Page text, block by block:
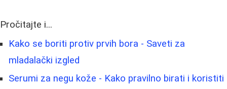
Pročitajte i...
Kako se boriti protiv prvih bora - Saveti za
mladalački izgled
Serumi za negu kože - Kako pravilno birati i koristiti